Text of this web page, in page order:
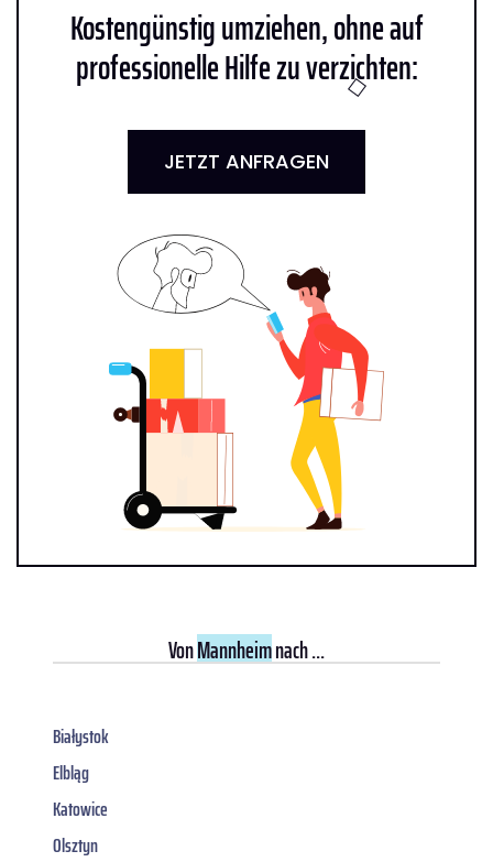
Kostengünstig umziehen, ohne auf
professionelle Hilfe zu verzichten:
JETZT ANFRAGEN
VonMannheimnach ...
Białystok
Elbląg
Katowice
Olsztyn